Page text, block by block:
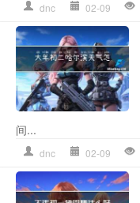
dnc 02-09
间...
dnc 02-09